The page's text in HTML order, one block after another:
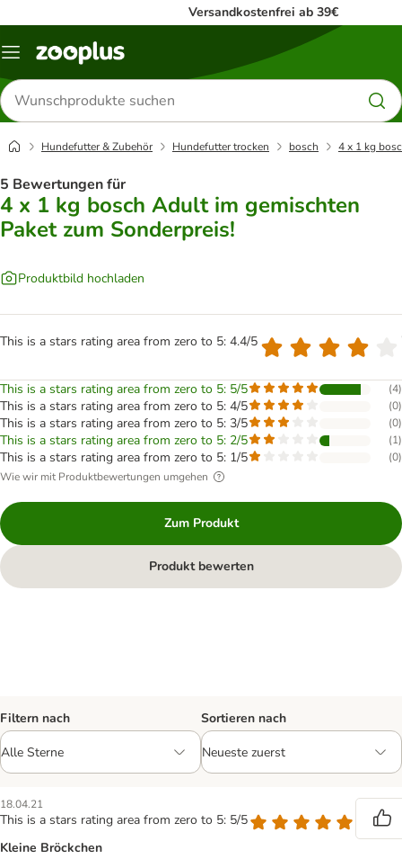
Versandkostenfrei ab 39€
Menü
Produkte
suchen
Hundefutter & Zubehör Hundefutter trocken bosch 4 x 1 kg
5 Bewertungen für
4 x 1 kg bosch Adult im gemischten
Paket zum Sonderpreis!
Produktbild hochladen
This is a stars rating area from zero to 5: 4.4/5
This is a stars rating area from zero to 5: 5/5 (4)
This is a stars rating area from zero to 5: 4/5 (0)
This is a stars rating area from zero to 5: 3/5 (0)
This is a stars rating area from zero to 5: 2/5 (1)
This is a stars rating area from zero to 5: 1/5 (0)
Wie wir mit Produktbewertungen umgehen
Zum Produkt
Produkt bewerten
Filtern nach Sortieren nach
18.04.21
This is a stars rating area from zero to 5: 5/5
Kleine Bröckchen